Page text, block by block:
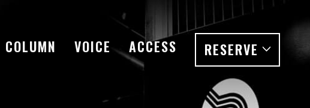
COLUMN VOICE ACCESS RESERVE